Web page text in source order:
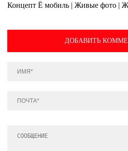
Концепт Ё мобиль | Живые фото |
ДОБАВИТЬ